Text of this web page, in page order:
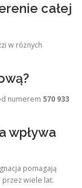
całej
w różnych
numerem 570 933
wpływa
pomagają
przez wiele lat.